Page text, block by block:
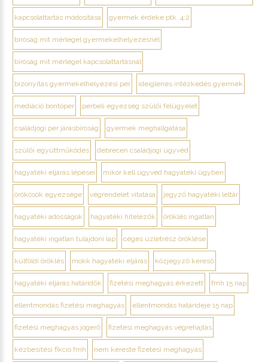
kapcsolattartás módosítása gyermek érdeke ptk. 4:2
bíróság mit mérlegel gyermekelhelyezésnél
bíróság mit mérlegel kapcsolattartásnál
bizonyítás gyermekelhelyezési per ideiglenes intézkedés gyermek
mediáció bontóper perbeli egyezség szülői felügyelet
családjogi per járásbíróság gyermek meghallgatása
szülői együttműködés debrecen családjogi ügyvéd
hagyatéki eljárás lépései mikor kell ügyvéd hagyatéki ügyben
örökösök egyezsége végrendelet vitatása jegyző hagyatéki leltár
hagyatéki adósságok hagyatéki hitelezők öröklés ingatlan
hagyatéki ingatlan tulajdoni lap céges üzletrész öröklése
külföldi öröklés mokk hagyatéki eljárás közjegyző kereső
hagyatéki eljárás határidők fizetési meghagyás érkezett fmh 15 nap
ellentmondás fizetési meghagyás ellentmondás határideje 15 nap
fizetési meghagyás jogerő fizetési meghagyás végrehajtás
kézbesítési fikció fmh nem kereste fizetési meghagyás